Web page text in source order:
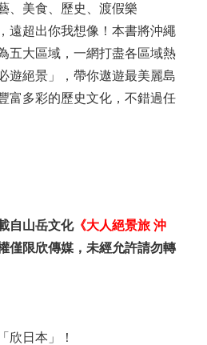
、美食、歷史、渡假樂
超出你我想像！本書將沖繩
五大區域，一網打盡各區域熱
遊絕景」，帶你遨遊最美麗島
富多彩的歷史文化，不錯過任
自山岳文化《大人絕景旅 沖
僅限欣傳媒，未經允許請勿轉
欣日本」！